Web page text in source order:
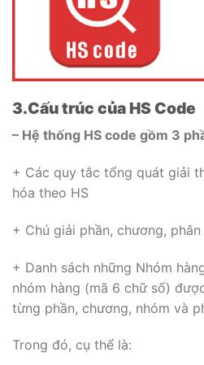
3.Cấu trúc của HS Code
– Hệ thống HS code gồm 3
+ Các quy tắc tổng quát giải
hóa theo HS
+ Chú giải phần, chương, phân
+ Danh sách những Nhóm
nhóm hàng (mã 6 chữ số)
từng phần, chương, nhóm và
Trong đó, cụ thể là: